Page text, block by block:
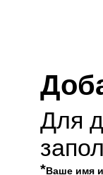
Для
*Ваше имя